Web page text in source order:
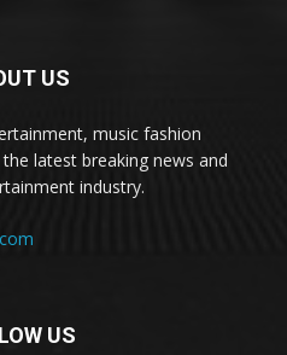
US
music fashion
latest breaking news and
industry.
US